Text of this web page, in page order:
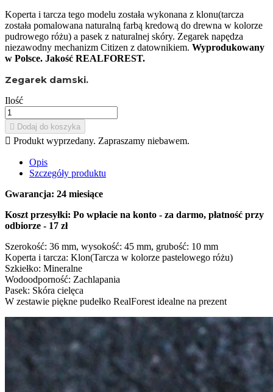
Koperta i tarcza tego modelu została wykonana z klonu(tarcza
została pomalowana naturalną farbą kredową do drewna w kolorze
pudrowego różu) a pasek z naturalnej skóry. Zegarek napędza
niezawodny mechanizm Citizen z datownikiem. Wyprodukowany
w Polsce. Jakość REALFOREST.
Zegarek damski.
Ilość
 Dodaj do koszyka
 Produkt wyprzedany. Zapraszamy niebawem.
Opis
Szczegóły produktu
Gwarancja: 24 miesiące
Koszt przesyłki: Po wpłacie na konto - za darmo, płatność przy
odbiorze - 17 zł
Szerokość: 36 mm, wysokość: 45 mm, grubość: 10 mm
Koperta i tarcza: Klon(Tarcza w kolorze pastelowego różu)
Szkiełko: Mineralne
Wodoodporność: Zachlapania
Pasek: Skóra cielęca
W zestawie piękne pudełko RealForest idealne na prezent